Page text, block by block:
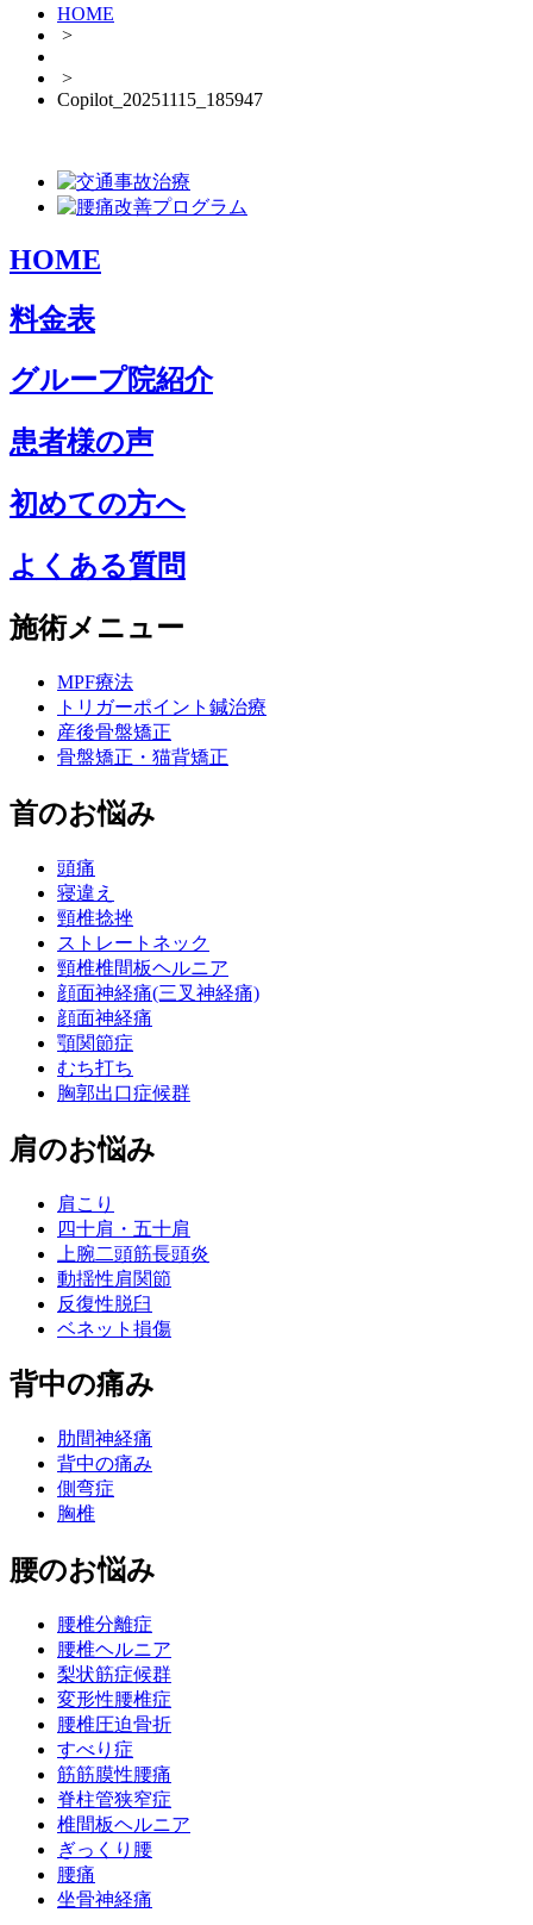
HOME
>
>
Copilot_20251115_185947
HOME
料金表
グループ院紹介
患者様の声
初めての方へ
よくある質問
施術メニュー
MPF療法
トリガーポイント鍼治療
産後骨盤矯正
骨盤矯正・猫背矯正
首のお悩み
頭痛
寝違え
頸椎捻挫
ストレートネック
頸椎椎間板ヘルニア
顔面神経痛(三叉神経痛)
顔面神経痛
顎関節症
むち打ち
胸郭出口症候群
肩のお悩み
肩こり
四十肩・五十肩
上腕二頭筋長頭炎
動揺性肩関節
反復性脱臼
ベネット損傷
背中の痛み
肋間神経痛
背中の痛み
側弯症
胸椎
腰のお悩み
腰椎分離症
腰椎ヘルニア
梨状筋症候群
変形性腰椎症
腰椎圧迫骨折
すべり症
筋筋膜性腰痛
脊柱管狭窄症
椎間板ヘルニア
ぎっくり腰
腰痛
坐骨神経痛